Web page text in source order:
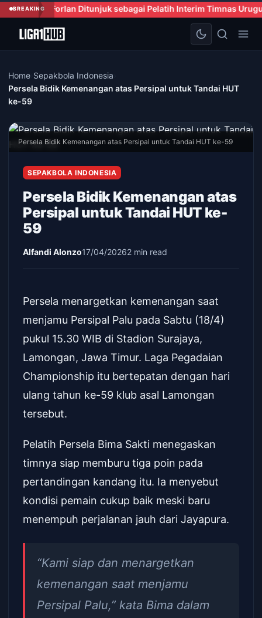
BREAKINGsebagai Pelatih Interim Timnas Uruguay untuk
Home Sepakbola Indonesia
Persela Bidik Kemenangan atas Persipal untuk Tandai HUT
ke-59
Persela Bidik Kemenangan atas Persipal untuk Tandai HUT ke-59
SEPAKBOLA INDONESIA
Persela Bidik Kemenangan atas
Persipal untuk Tandai HUT ke-
59
Alfandi Alonzo17/04/20262 min read
Persela menargetkan kemenangan saat
menjamu Persipal Palu pada Sabtu (18/4)
pukul 15.30 WIB di Stadion Surajaya,
Lamongan, Jawa Timur. Laga Pegadaian
Championship itu bertepatan dengan hari
ulang tahun ke-59 klub asal Lamongan
tersebut.
Pelatih Persela Bima Sakti menegaskan
timnya siap memburu tiga poin pada
pertandingan kandang itu. Ia menyebut
kondisi pemain cukup baik meski baru
menempuh perjalanan jauh dari Jayapura.
“Kami siap dan menargetkan
kemenangan saat menjamu
Persipal Palu,” kata Bima dalam